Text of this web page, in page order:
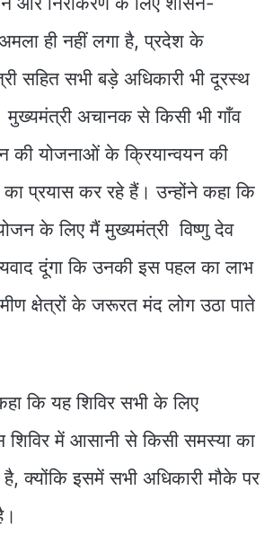
ही नहीं लगा है, प्रदेश के
सहित सभी बड़े अधिकारी भी दूरस्थ
मुख्यमंत्री अचानक से किसी भी गाँव
की योजनाओं के क्रियान्वयन की
प्रयास कर रहे हैं। उन्होंने कहा कि
के लिए मैं मुख्यमंत्री विष्णु देव
दूंगा कि उनकी इस पहल का लाभ
क्षेत्रों के जरूरत मंद लोग उठा पाते
कि यह शिविर सभी के लिए
में आसानी से किसी समस्या का
है, क्योंकि इसमें सभी अधिकारी मौके पर